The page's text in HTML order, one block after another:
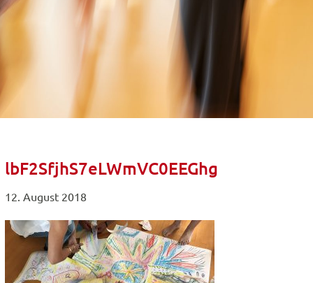
lbF2SfjhS7eLWmVC0EEGhg
12. August 2018